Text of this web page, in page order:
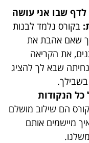
שבו אני עושה
בקורס נלמד לבנות
שאם אהבת את
את הקריאה
שבא לך להציג
כל הנקודות
הם שילוב מושלם
מיישמים אותם